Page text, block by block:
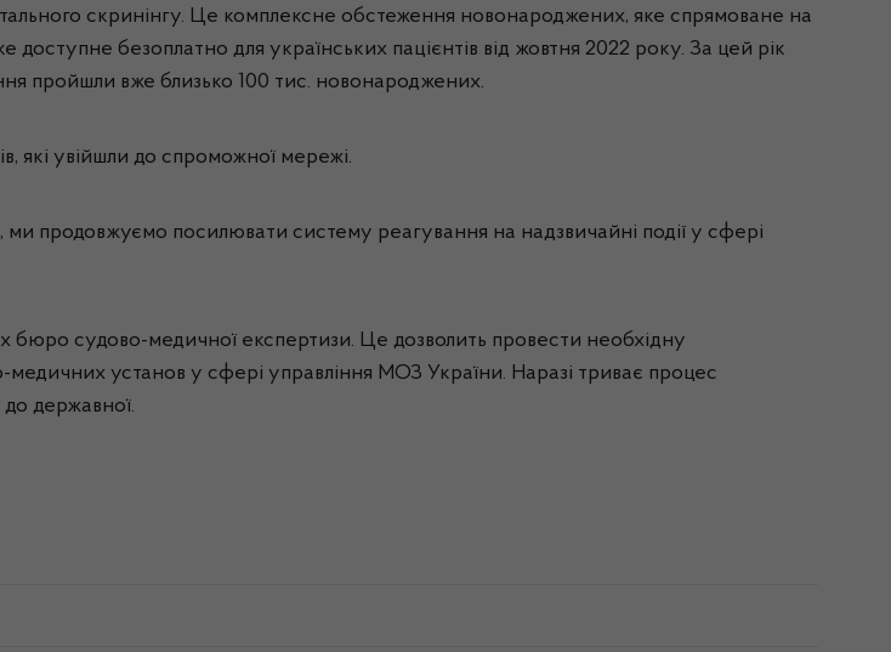
скринінгу. Це комплексне обстеження новонароджених, яке спрямоване на
доступне безоплатно для українських пацієнтів від жовтня 2022 року. За цей рік
пройшли вже близько 100 тис. новонароджених.
які увійшли до спроможної мережі.
ми продовжуємо посилювати систему реагування на надзвичайні події у сфері
бюро судово-медичної експертизи. Це дозволить провести необхідну
установ у сфері управління МОЗ України. Наразі триває процес
до державної.